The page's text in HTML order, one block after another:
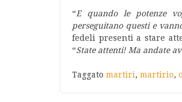
“E quando le potenze
perseguitano questi e
fedeli presenti a stare
“State attenti! Ma andate
Taggato martiri, martirio,